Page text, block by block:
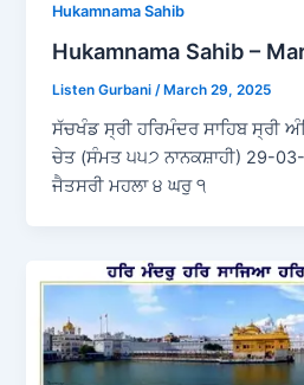
Hukamnama Sahib
Hukamnama Sahib –
Listen Gurbani/ March 29, 2025
ਸੱਚਖੰਡ ਸ੍ਰੀ ਹਰਿਮੰਦਰ ਸਾਹਿਬ ਸ੍ਰੀ
ਚੇਤ (ਸੰਮਤ ੫੫੭ ਨਾਨਕਸ਼ਾਹੀ) 29-
ਜੈਤਸਰੀ ਮਹਲਾ ੪ ਘਰੁ ੧